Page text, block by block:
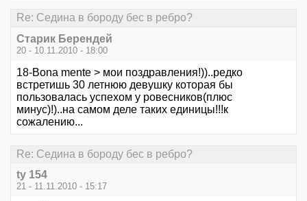
Re: Седина в бороду бес в ребро?
Старик Берендей
20 - 10.11.2010 - 18:00
18-Bona mente > мои поздравления!))..редко
встретишь 30 летнюю девушку которая бы
пользовалась успехом у ровесников(плюс
минус)!)..на самом деле таких единицы!!!к
сожалению...
Re: Седина в бороду бес в ребро?
ty 154
21 - 11.11.2010 - 15:17